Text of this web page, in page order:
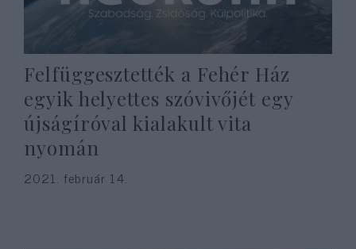
Felfüggesztették a Fehér Ház
egyik helyettes szóvivőjét egy
újságíróval kialakult vita
nyomán
2021. február 14.